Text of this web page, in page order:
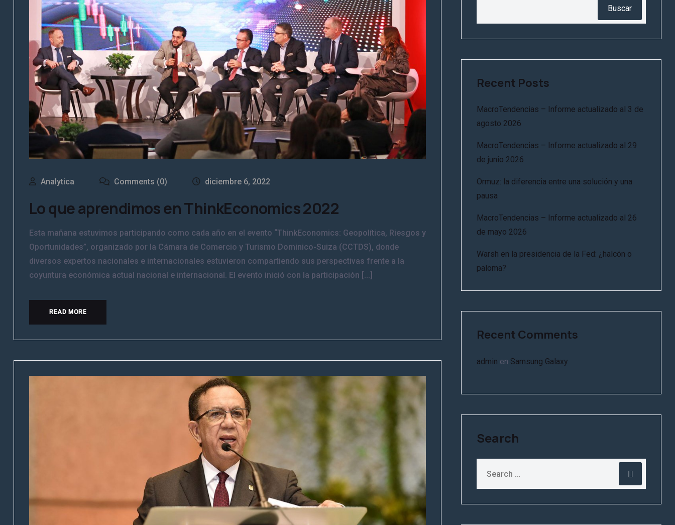
Analytica Comments (0) diciembre 6, 2022
Lo que aprendimos en ThinkEconomics 2022
Esta mañana estuvimos participando como cada año en el evento “ThinkEconomics: Geopolítica, Riesgos y
Oportunidades”, organizado por la Cámara de Comercio y Turismo Dominico-Suiza (CCTDS), donde
diversos expertos nacionales e internacionales estuvieron compartiendo sus perspectivas frente a la
coyuntura económica actual nacional e internacional. El evento inició con la participación [...]
READ MORE
Buscar
Recent Posts
MacroTendencias – Informe actualizado al 3 de
agosto 2026
MacroTendencias – Informe actualizado al 29
de junio 2026
Ormuz: la diferencia entre una solución y una
pausa
MacroTendencias – Informe actualizado al 26
de mayo 2026
Warsh en la presidencia de la Fed: ¿halcón o
paloma?
Recent Comments
admin en Samsung Galaxy
Search